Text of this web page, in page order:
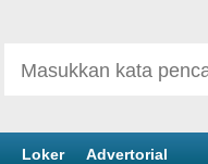
Loker Advertorial